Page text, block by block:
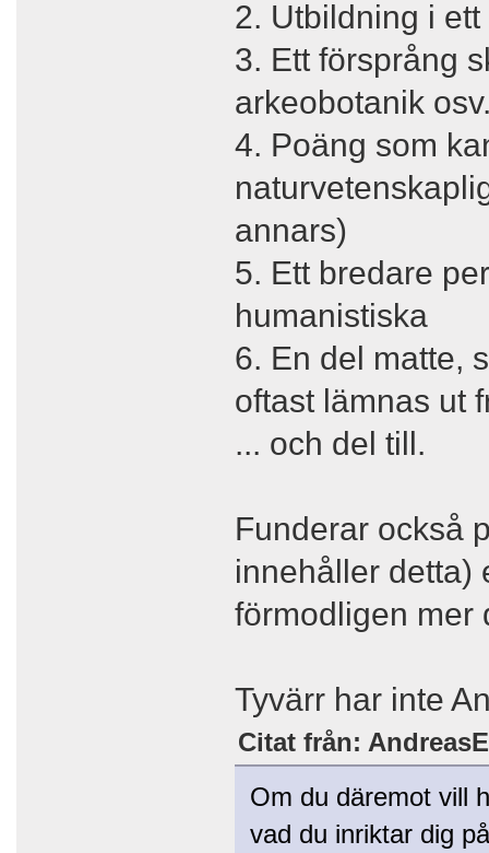
2. Utbildning i
3. Ett försprång
arkeobotanik
4. Poäng som
annars)
5. Ett bredare
humanistiska
6. En del matte,
oftast lämnas ut
... och del till.
Funderar också
innehåller detta)
förmodligen mer
Tyvärr har inte
Citat från:
Om du däremot vill
vad du inriktar dig